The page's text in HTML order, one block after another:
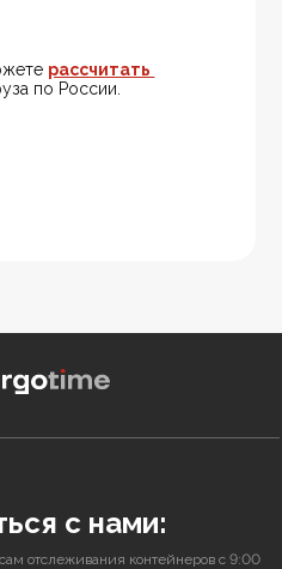
рассчитать
по России.
с нами:
отслеживания контейнеров с 9:00